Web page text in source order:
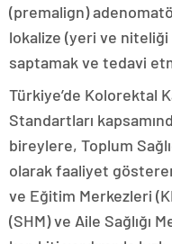
(premalign)
lokalize (yeri ve niteliği
saptamak ve tedavi
Türkiye’de Kolorektal
Standartları
bireylere, Toplum
olarak faaliyet
ve Eğitim Merkezleri
(SHM) ve Aile Sağlığı